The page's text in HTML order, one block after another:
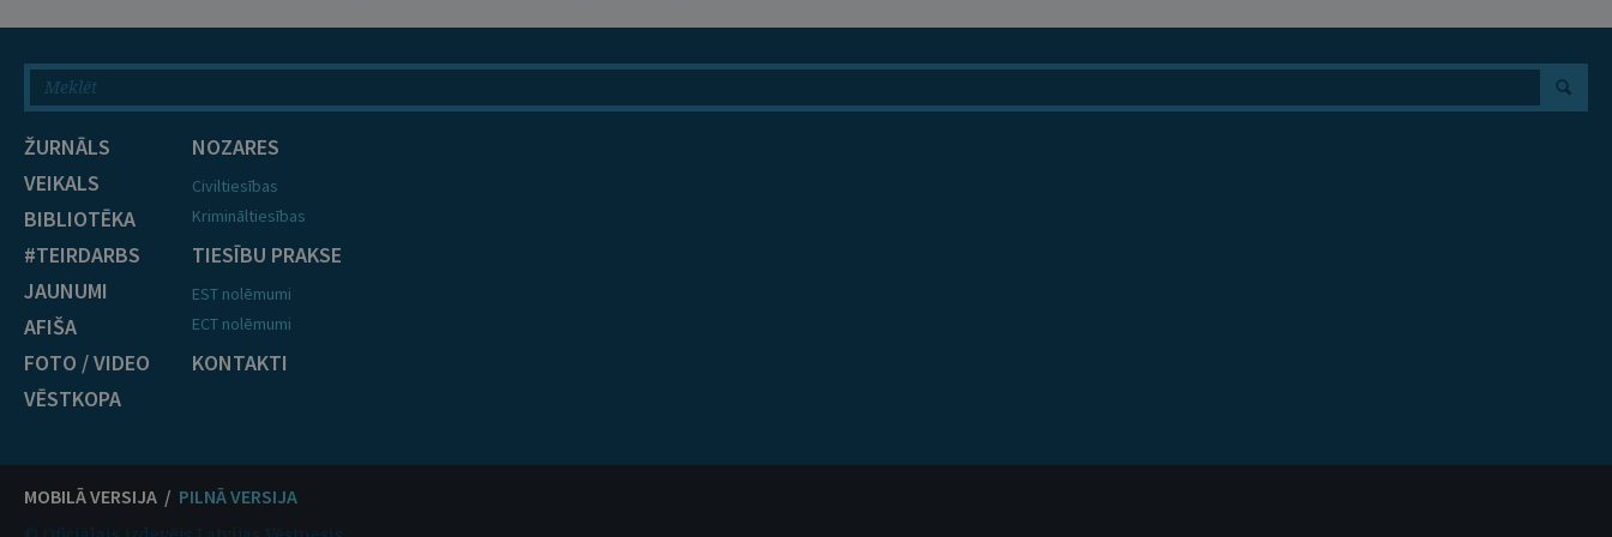
ŽURNĀLS
VEIKALS
BIBLIOTĒKA
#TEIRDARBS
JAUNUMI
AFIŠA
FOTO / VIDEO
VĒSTKOPA
NOZARES
Civiltiesības
Krimināltiesības
TIESĪBU PRAKSE
EST nolēmumi
ECT nolēmumi
KONTAKTI
MOBILĀ VERSIJA / PILNĀ VERSIJA